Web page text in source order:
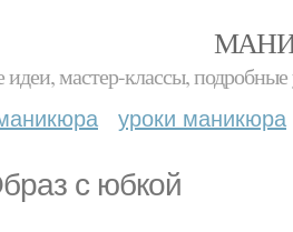
мастер-классы,
уроки маникюра
с юбкой